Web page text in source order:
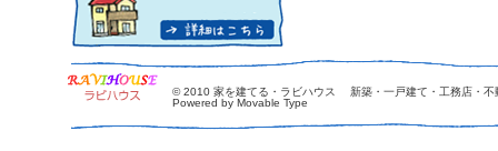
© 2010 家を建てる・ラビハウス 新築・一戸建て・工務店・不
Powered by Movable Type